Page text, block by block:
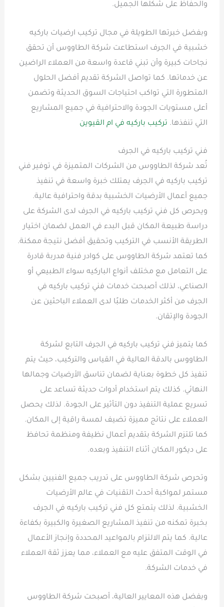
والحفاظ على شكلها الجميل.
وبفضل خبرتها الطويلة في مجال تركيب ارضيات باركيه
خشبية في الجرف استطاعت شركة الطاووس أن تحقق
نجاحات كبيرة وأن تبني قاعدة واسعة من العملاء الراضين
عن خدماتها. كما تواصل الشركة تقديم أفضل الحلول
المتطورة التي تواكب احتياجات السوق الحديثة وتضمن
أعلى مستويات الجودة والاحترافية في جميع المشاريع
التي تنفذها. تركيب باركيه في ام القيوين
فني تركيب باركيه في الجرف
تُعد شركة الطاووس من الشركات المتميزة في توفير فني
تركيب باركيه في الجرف يمتلك خبرة واسعة في تنفيذ
جميع أعمال الأرضيات الخشبية بدقة واحترافية عالية.
ويحرص كل فني تركيب باركيه في الجرف لدى الشركة على
دراسة طبيعة المكان قبل البدء في العمل لضمان اختيار
الطريقة الأنسب في التركيب وتحقيق أفضل نتيجة ممكنة.
كما تعتمد شركة الطاووس على كوادر فنية مدربة قادرة
على التعامل مع مختلف أنواع الباركيه سواء الطبيعي أو
الصناعي، لذلك أصبحت خدمات فني تركيب باركيه في
الجرف من أكثر الخدمات طلبًا لدى العملاء الباحثين عن
الجودة والإتقان.
كما يتميز فني تركيب باركيه في الجرف التابع لشركة
الطاووس بالدقة العالية في القياس والتركيب، حيث يتم
تنفيذ كل خطوة بعناية لضمان تناسق الأرضيات وجمالها
النهائي. كذلك يتم استخدام أدوات حديثة تساعد على
تسريع عملية التنفيذ دون التأثير على الجودة. لذلك يحصل
العملاء على نتائج مميزة تضيف لمسة راقية إلى المكان.
كما تلتزم الشركة بتقديم أعمال نظيفة ومنظمة تحافظ
على ديكور المكان أثناء التنفيذ وبعده.
وتحرص شركة الطاووس على تدريب جميع الفنيين بشكل
مستمر لمواكبة أحدث التقنيات في عالم الأرضيات
الخشبية. لذلك يتمتع كل فني تركيب باركيه في الجرف
بخبرة تمكنه من تنفيذ المشاريع الصغيرة والكبيرة بكفاءة
عالية. كما يتم الالتزام بالمواعيد المحددة وإنجاز الأعمال
في الوقت المتفق عليه مع العملاء، مما يعزز ثقة العملاء
في خدمات الشركة.
وبفضل هذه المعايير العالية، أصبحت شركة الطاووس